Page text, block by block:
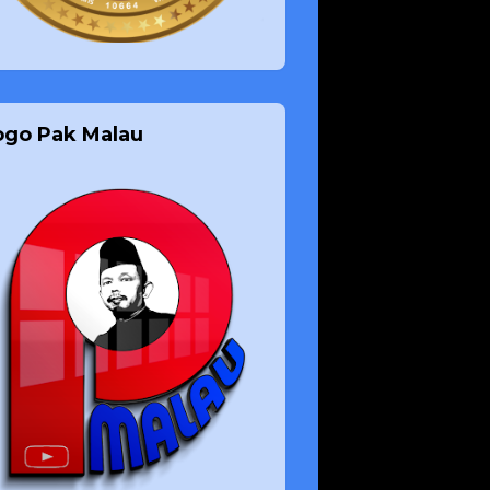
Pak Malau